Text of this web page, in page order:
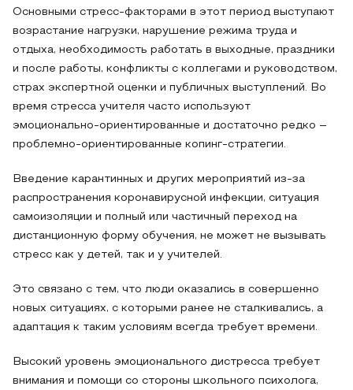
Основными стресс-факторами в этот период выступают
возрастание нагрузки, нарушение режима труда и
отдыха, необходимость работать в выходные, праздники
и после работы, конфликты с коллегами и руководством,
страх экспертной оценки и публичных выступлений. Во
время стресса учителя часто используют
эмоционально-ориентированные и достаточно редко –
проблемно-ориентированные копинг-стратегии.
Введение карантинных и других мероприятий из-за
распространения коронавирусной инфекции, ситуация
самоизоляции и полный или частичный переход на
дистанционную форму обучения, не может не вызывать
стресс как у детей, так и у учителей.
Это связано с тем, что люди оказались в совершенно
новых ситуациях, с которыми ранее не сталкивались, а
адаптация к таким условиям всегда требует времени.
Высокий уровень эмоционального дистресса требует
внимания и помощи со стороны школьного психолога,